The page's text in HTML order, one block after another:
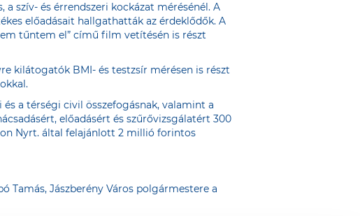
szív- és érrendszeri kockázat mérésénél. A
előadásait hallgathatták az érdeklődők. A
tűntem el” című film vetítésén is részt
kilátogatók BMI- és testzsír mérésen is részt
és a térségi civil összefogásnak, valamint a
előadásért és szűrővizsgálatért 300
Nyrt. által felajánlott 2 millió forintos
Tamás, Jászberény Város polgármestere a